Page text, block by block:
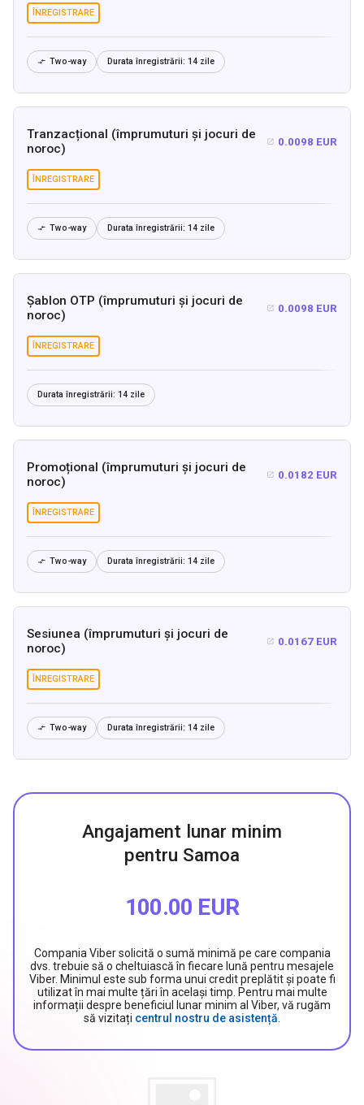
ÎNREGISTRARE
 Two-way Durata înregistrării: 14 zile
Tranzacțional (împrumuturi și jocuri de
noroc)
 0.0098 EUR
ÎNREGISTRARE
 Two-way Durata înregistrării: 14 zile
Șablon OTP (împrumuturi și jocuri de
noroc)
 0.0098 EUR
ÎNREGISTRARE
Durata înregistrării: 14 zile
Promoțional (împrumuturi și jocuri de
noroc)
 0.0182 EUR
ÎNREGISTRARE
 Two-way Durata înregistrării: 14 zile
Sesiunea (împrumuturi și jocuri de
noroc)
 0.0167 EUR
ÎNREGISTRARE
 Two-way Durata înregistrării: 14 zile
Angajament lunar minim
pentru Samoa
100.00 EUR
Compania Viber solicită o sumă minimă pe care compania
dvs. trebuie să o cheltuiască în fiecare lună pentru mesajele
Viber. Minimul este sub forma unui credit preplătit și poate fi
utilizat în mai multe țări în același timp. Pentru mai multe
informații despre beneficiul lunar minim al Viber, vă rugăm
să vizitați centrul nostru de asistență